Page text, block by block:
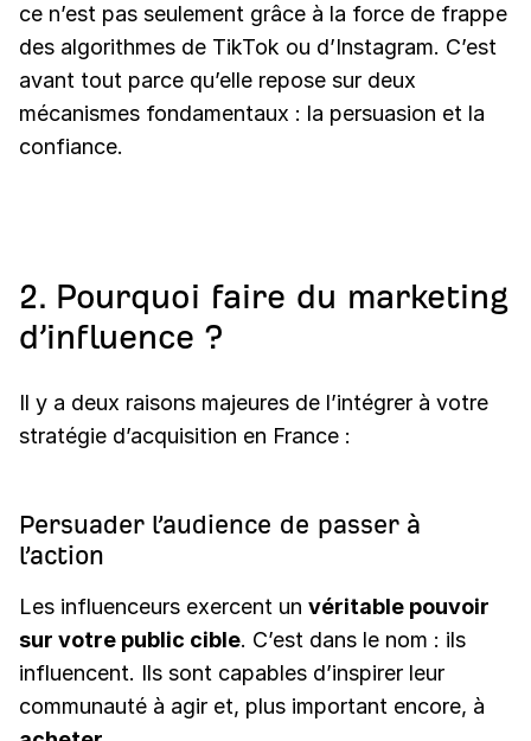
ce n’est pas seulement grâce à la force de frappe
des algorithmes de TikTok ou d’Instagram. C’est
avant tout parce qu’elle repose sur deux
mécanismes fondamentaux : la persuasion et la
confiance.
2. Pourquoi faire du marketing
d’influence ?
Il y a deux raisons majeures de l’intégrer à votre
stratégie d’acquisition en France :
Persuader l’audience de passer à
l’action
Les influenceurs exercent un véritable pouvoir
sur votre public cible. C’est dans le nom : ils
influencent. Ils sont capables d’inspirer leur
communauté à agir et, plus important encore, à